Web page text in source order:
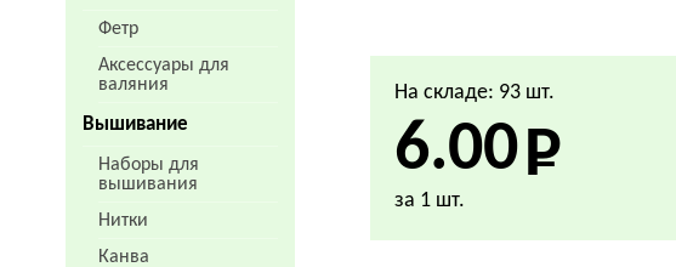
Фетр
Аксессуары для
валяния
Вышивание
Наборы для
вышивания
Нитки
Канва
На складе: 93 шт.
6.00
за 1 шт.